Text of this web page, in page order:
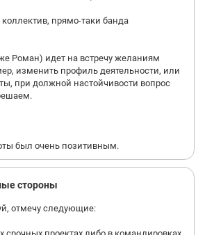
прямо-таки банда
Роман) идет на встречу желаниям
изменить профиль деятельности, или
при должной настойчивости вопрос
был очень позитивным.
стороны
отмечу следующие: